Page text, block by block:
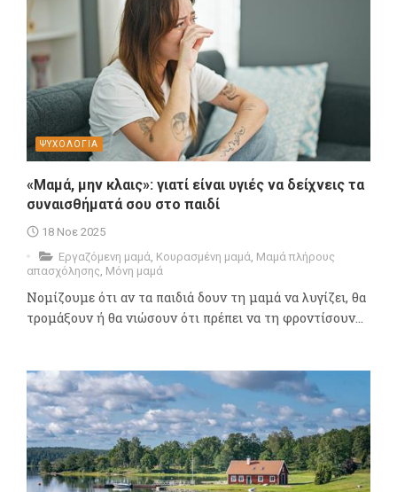
ΨΥΧΟΛΟΓΙΑ
«Μαμά, μην κλαις»: γιατί είναι υγιές να δείχνεις τα
συναισθήματά σου στο παιδί
18 Νοε 2025
Εργαζόμενη μαμά, Κουρασμένη μαμά, Μαμά πλήρους
απασχόλησης, Μόνη μαμά
Νομίζουμε ότι αν τα παιδιά δουν τη μαμά να λυγίζει, θα
τρομάξουν ή θα νιώσουν ότι πρέπει να τη φροντίσουν...